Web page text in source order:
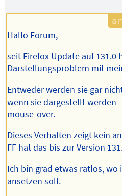
Hallo Forum,
seit Firefox Update auf 131.0
Darstellungsproblem mit
Entweder werden sie gar
wenn sie dargestellt werden
mouse-over.
Dieses Verhalten zeigt kein
FF hat das bis zur Version
Ich bin grad etwas ratlos, wo
ansetzen soll.